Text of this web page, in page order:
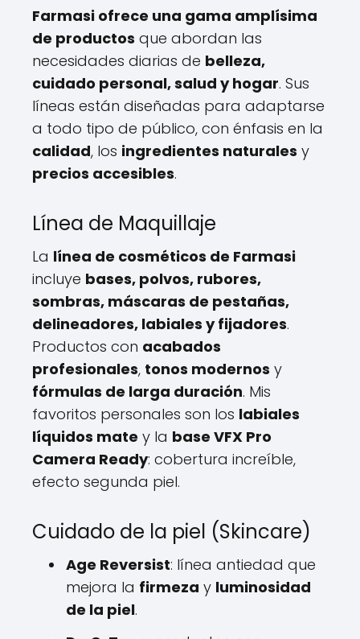
Farmasi ofrece una gama amplísima
de productos que abordan las
necesidades diarias de belleza,
cuidado personal, salud y hogar. Sus
líneas están diseñadas para adaptarse
a todo tipo de público, con énfasis en la
calidad, los ingredientes naturales y
precios accesibles.
Línea de Maquillaje
La línea de cosméticos de Farmasi
incluye bases, polvos, rubores,
sombras, máscaras de pestañas,
delineadores, labiales y fijadores.
Productos con acabados
profesionales, tonos modernos y
fórmulas de larga duración. Mis
favoritos personales son los labiales
líquidos mate y la base VFX Pro
Camera Ready: cobertura increíble,
efecto segunda piel.
Cuidado de la piel (Skincare)
Age Reversist: línea antiedad que
mejora la firmeza y luminosidad
de la piel.